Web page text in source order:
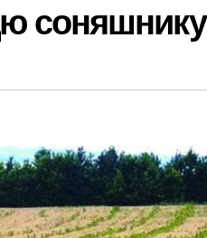
соняшнику